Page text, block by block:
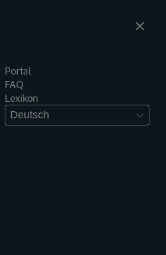
Portal
FAQ
Lexikon
Deutsch
19 november
Antw., 1992,
de stilligschade in quasi-delictuele
gebruikelijk zich te richten naar de
inzake rivierbevrachting. Deze
bepaling van de minimumbedragen